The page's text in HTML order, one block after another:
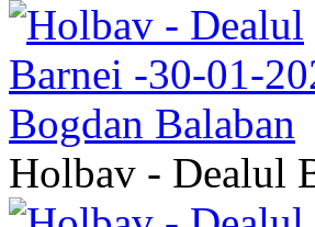
Holbav - Dealul